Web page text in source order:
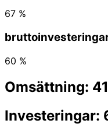
67 %
60 %
Omsättning:
Investeringar: